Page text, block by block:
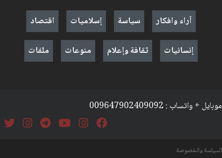
آراء وافكار
سياسة إسلاميات
اقتصاد
إنسانيات
ثقافة وإعلام منوعات ملفات
موبايل + واتساب : 009647902409092
السياسة والخصوصة